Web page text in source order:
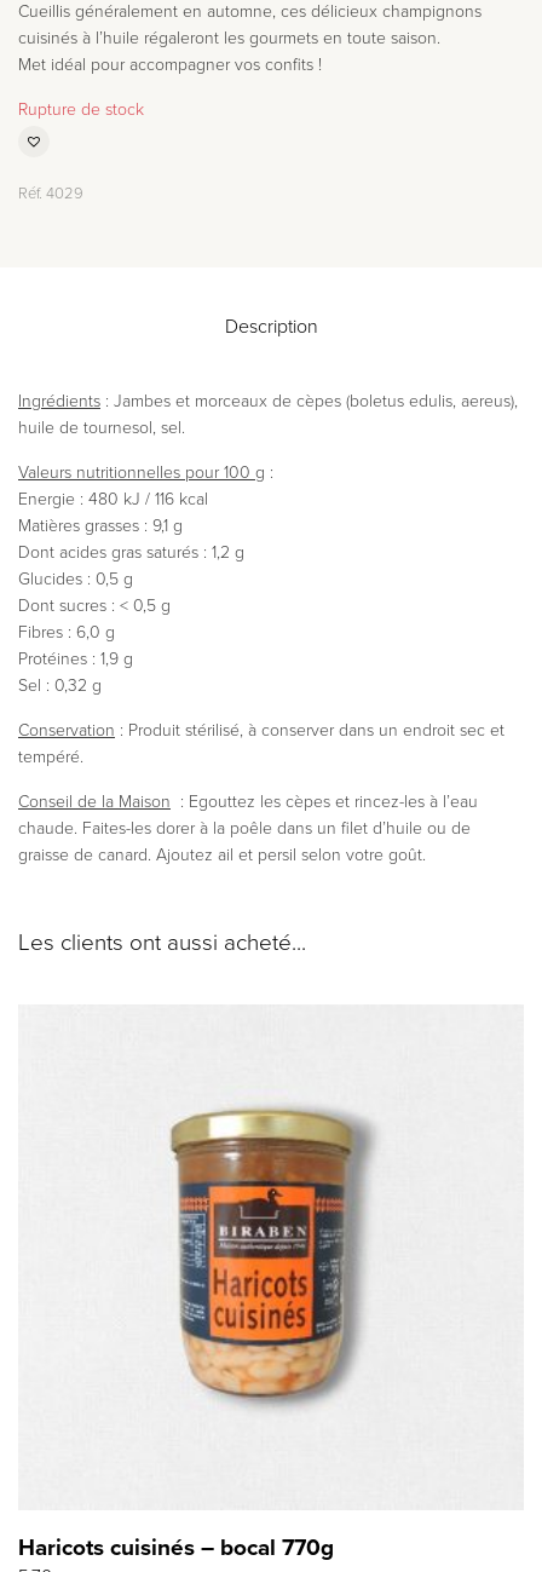
Cueillis généralement en automne, ces délicieux champignons
cuisinés à l’huile régaleront les gourmets en toute saison.
Met idéal pour accompagner vos confits !
Rupture de stock
Réf. 4029
Description
Ingrédients : Jambes et morceaux de cèpes (boletus edulis, aereus),
huile de tournesol, sel.
Valeurs nutritionnelles pour 100 g :
Energie : 480 kJ / 116 kcal
Matières grasses : 9,1 g
Dont acides gras saturés : 1,2 g
Glucides : 0,5 g
Dont sucres : < 0,5 g
Fibres : 6,0 g
Protéines : 1,9 g
Sel : 0,32 g
Conservation : Produit stérilisé, à conserver dans un endroit sec et
tempéré.
Conseil de la Maison : Egouttez les cèpes et rincez-les à l’eau
chaude. Faites-les dorer à la poêle dans un filet d’huile ou de
graisse de canard. Ajoutez ail et persil selon votre goût.
Les clients ont aussi acheté...
Haricots cuisinés – bocal 770g